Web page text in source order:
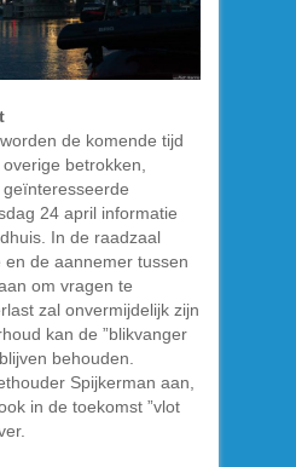
de komende tijd
betrokken,
24 april informatie
In de raadzaal
de aannemer tussen
om vragen te
zal onvermijdelijk zijn
kan de ”blikvanger
behouden.
Spijkerman aan,
in de toekomst ”vlot